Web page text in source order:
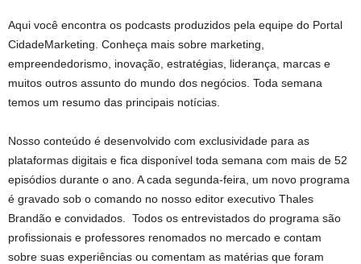
Aqui você encontra os podcasts produzidos pela equipe do Portal
CidadeMarketing. Conheça mais sobre marketing,
empreendedorismo, inovação, estratégias, liderança, marcas e
muitos outros assunto do mundo dos negócios. Toda semana
temos um resumo das principais notícias.
Nosso conteúdo é desenvolvido com exclusividade para as
plataformas digitais e fica disponível toda semana com mais de 52
episódios durante o ano. A cada segunda-feira, um novo programa
é gravado sob o comando no nosso editor executivo Thales
Brandão e convidados. Todos os entrevistados do programa são
profissionais e professores renomados no mercado e contam
sobre suas experiências ou comentam as matérias que foram